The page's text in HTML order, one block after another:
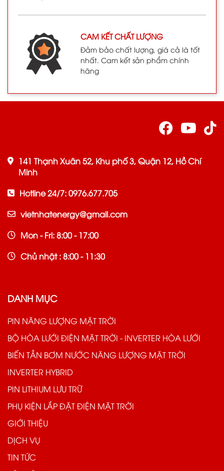
CAM KẾT CHẤT LƯỢNG
Đảm bảo chất lượng, giá cả là tốt
nhất. Cam kết sản phẩm chính
hãng
141 Thạnh Xuân 52, Khu phố 3, Quận 12, Hồ Chí
Minh
Hotline 24/7: 0976.677.705
vietnhatenergy@gmail.com
Mon - Fri: 8:00 - 17:00
Chủ nhật : 8:00 - 11:30
DANH MỤC
PIN NĂNG LƯỢNG MẶT TRỜI
BỘ HÒA LƯỚI ĐIỆN MẶT TRỜI - INVERTER HÒA LƯỚI
BIẾN TẦN BƠM NƯỚC NĂNG LƯỢNG MẶT TRỜI
INVERTER HYBRID
PIN LITHIUM LƯU TRỮ
PHỤ KIỆN LẮP ĐẶT ĐIỆN MẶT TRỜI
GIỚI THIỆU
DỊCH VỤ
TIN TỨC